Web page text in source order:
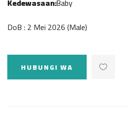
Kedewasaan:Baby
DoB : 2 Mei 2026 (Male)
HUBUNGI WA